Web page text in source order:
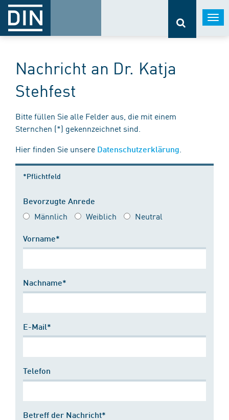
Nachricht an Dr. Katja
Stehfest
Bitte füllen Sie alle Felder aus, die mit einem
Sternchen (*) gekennzeichnet sind.
Hier finden Sie unsere Datenschutzerklärung
*Pflichtfeld
Bevorzugte Anrede
Männlich Weiblich Neutral
Vorname*
Nachname*
E-Mail*
Telefon
Betreff der Nachricht*